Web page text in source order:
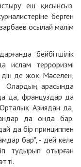
еш қисынсыз.
берген
осылай мәлім
бейбітшілік
ислам терроризмі
де жоқ. Мәселен,
арасында
да, француздар да
Азиядан да,
да онда бар.
да бір принциппен
бар", - дей келе
тудырып отырған